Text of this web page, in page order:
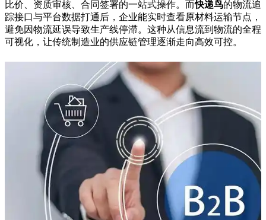
比价、资质审核、合同签署的一站式操作。而快递鸟的物流追
踪接口与平台数据打通后，企业能实时查看原材料运输节点，
避免因物流延误导致生产线停滞。这种从信息流到物流的全程
可视化，让传统制造业的供应链管理逐渐走向高效可控。